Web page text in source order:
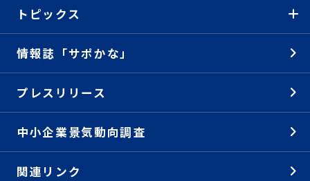
トピックス
情報誌「サポかな」
プレスリリース
中小企業景気動向調査
関連リンク